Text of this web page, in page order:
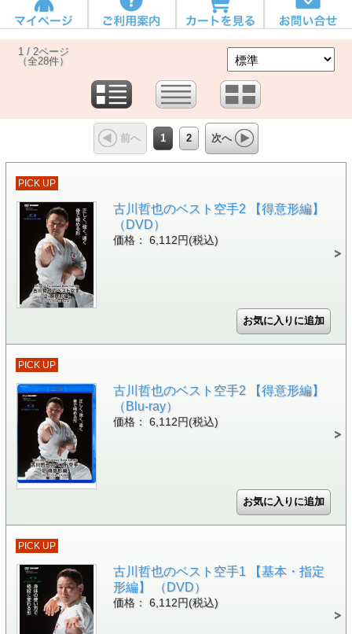
1 / 2ページ
（全28件）
前へ 1 2 次へ
PICK UP
古川哲也のベスト空手2 【得意形編】
（DVD）
価格： 6,112円(税込)
PICK UP
古川哲也のベスト空手2 【得意形編】
（Blu-ray）
価格： 6,112円(税込)
PICK UP
古川哲也のベスト空手1 【基本・指定
形編】 （DVD）
価格： 6,112円(税込)